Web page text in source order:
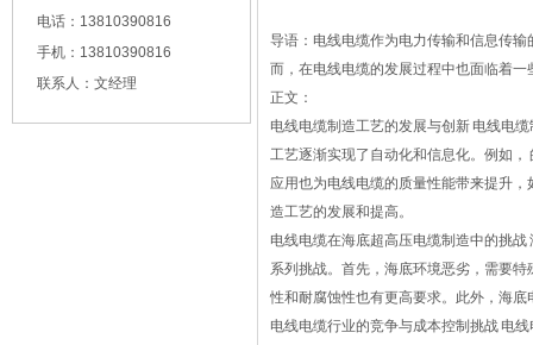
电话：13810390816
手机：13810390816
联系人：文经理
导语： 电线电缆作为电力传输和信息传
而，在电线电缆的发展过程中也面临着
正文：
电线电缆制造工艺的发展与创新 电线电
工艺逐渐实现了自动化和信息化。例如
应用也为电线电缆的质量性能带来提升
造工艺的发展和提高。
电线电缆在海底超高压电缆制造中的挑
系列挑战。首先，海底环境恶劣，需要
性和耐腐蚀性也有更高要求。此外，海
电线电缆行业的竞争与成本控制挑战 电